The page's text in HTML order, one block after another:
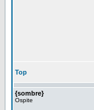
Top
{sombre}
Ospite